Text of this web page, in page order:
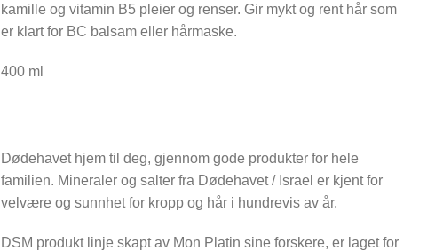
kamille og vitamin B5 pleier og renser. Gir mykt og rent hår som
er klart for BC balsam eller hårmaske.
400 ml
Dødehavet hjem til deg, gjennom gode produkter for hele
familien. Mineraler og salter fra Dødehavet / Israel er kjent for
velvære og sunnhet for kropp og hår i hundrevis av år.
DSM produkt linje skapt av Mon Platin sine forskere, er laget for